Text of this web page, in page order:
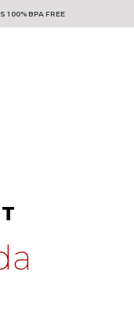
100% BPA FREE